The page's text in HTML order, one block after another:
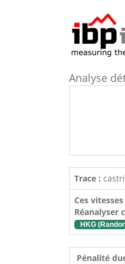
Analyse
Trace :
Ces
Réanalyser
HKG
Pénalité